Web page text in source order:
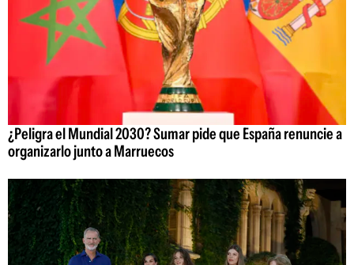
¿Peligra el Mundial 2030? Sumar pide que España renuncie a
organizarlo junto a Marruecos